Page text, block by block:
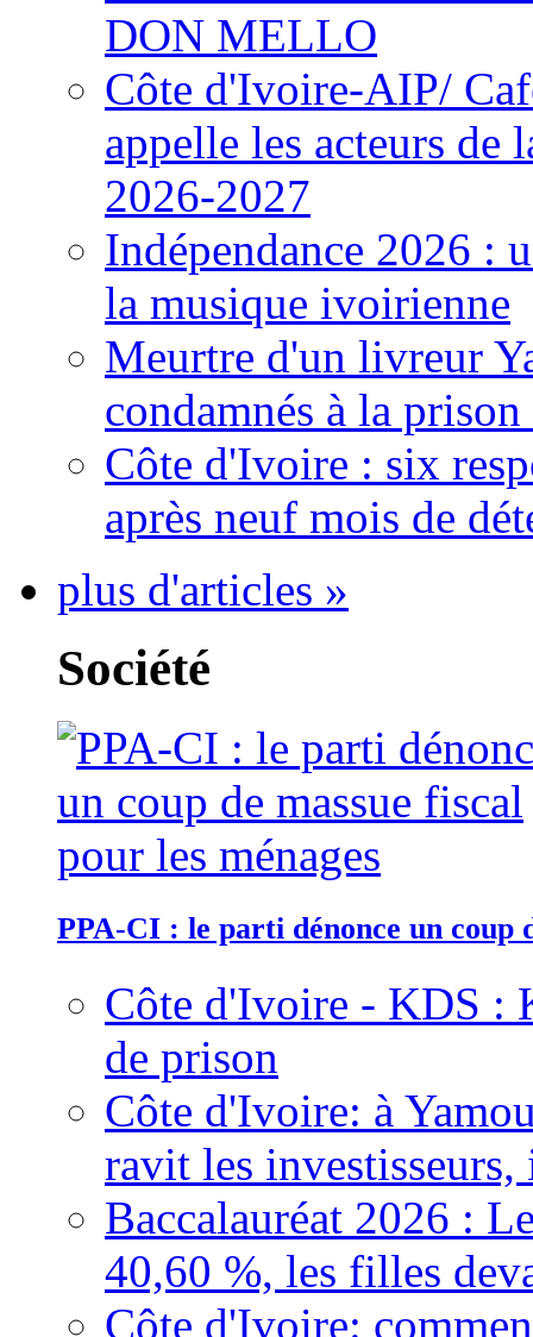
DON MELLO
Côte d'Ivoire-AIP/
appelle les acteurs de
2026-2027
Indépendance 2026 :
la musique ivoirienne
Meurtre d'un livreur
condamnés à la
Côte d'Ivoire : six
après neuf mois de
plus d'articles »
Société
PPA-CI : le parti dénonce un coup
Côte d'Ivoire - KDS :
de prison
Côte d'Ivoire: à
ravit les
Baccalauréat 2026 :
40,60 %, les filles
Côte d'Ivoire: